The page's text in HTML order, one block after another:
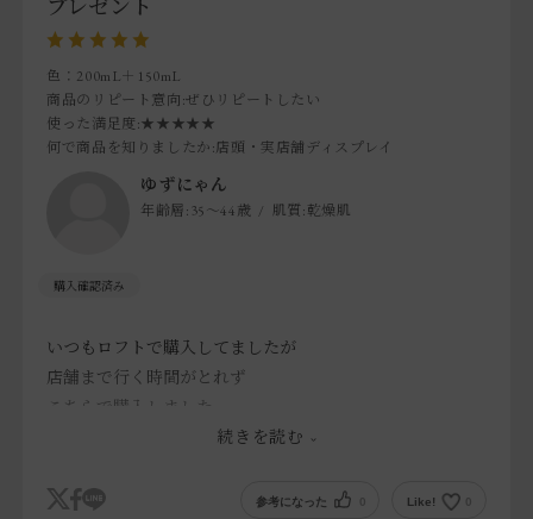
プレゼント
色：200mL＋150mL
商品のリピート意向:ぜひリピートしたい
使った満足度:★★★★★
何で商品を知りましたか:店頭・実店舗ディスプレイ
ゆずにゃん
年齢層: 35～44歳 肌質:乾燥肌
いつもロフトで購入してましたが
店舗まで行く時間がとれず
こちらで購入しました
とても喜んでもらえました(^^)
続きを読む
参考になった 0 Like! 0